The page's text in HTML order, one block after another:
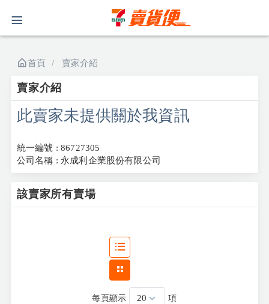
首頁 賣家介紹
賣家介紹
此賣家未提供關於我資訊
統一編號 : 86727305
公司名稱 : 永成利企業股份有限公司
該賣家所有賣場
每頁顯示 項